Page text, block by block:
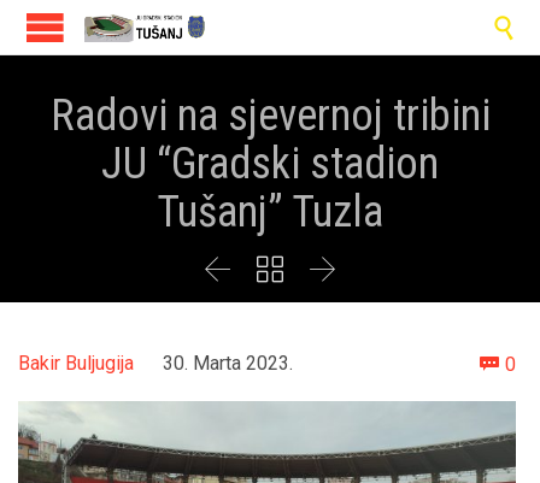

Radovi na sjevernoj tribini
JU “Gradski stadion
Tušanj” Tuzla
  
Bakir Buljugija 30. Marta 2023.  0